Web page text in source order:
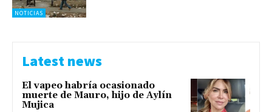
NOTICIAS
Latest news
El vapeo habría ocasionado
muerte de Mauro, hijo de Aylín
Mujica